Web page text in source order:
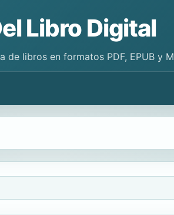
Libro Digital
de libros en formatos PDF, EPUB y